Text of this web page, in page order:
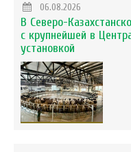
06.08.2026
В Северо-
с крупнейшей в
установкой